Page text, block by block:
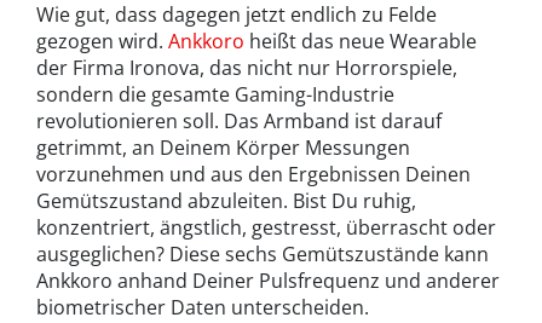
Wie gut, dass dagegen jetzt endlich zu Felde
gezogen wird. Ankkoro heißt das neue Wearable
der Firma Ironova, das nicht nur Horrorspiele,
sondern die gesamte Gaming-Industrie
revolutionieren soll. Das Armband ist darauf
getrimmt, an Deinem Körper Messungen
vorzunehmen und aus den Ergebnissen Deinen
Gemütszustand abzuleiten. Bist Du ruhig,
konzentriert, ängstlich, gestresst, überrascht oder
ausgeglichen? Diese sechs Gemütszustände kann
Ankkoro anhand Deiner Pulsfrequenz und anderer
biometrischer Daten unterscheiden.